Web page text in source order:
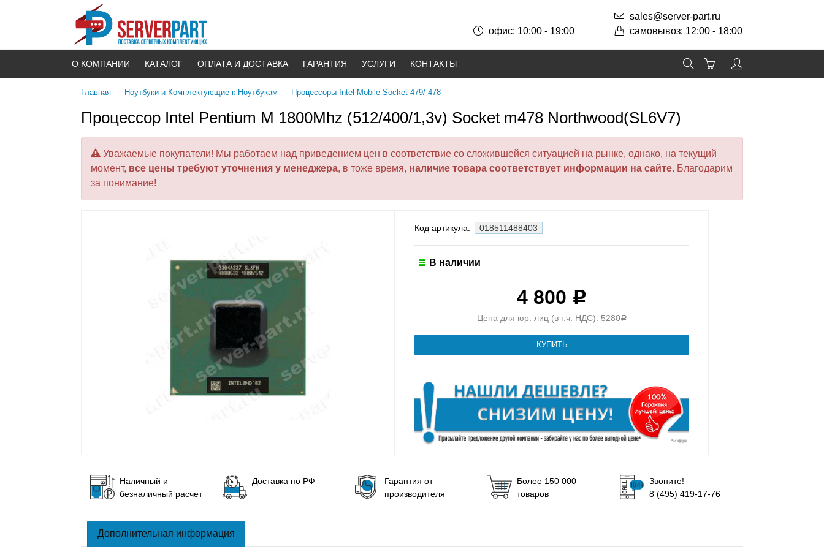
sales@server-part.ru
самовывоз: 12:00 - 18:00
офис: 10:00 - 19:00
О КОМПАНИИ КАТАЛОГ ОПЛАТА И ДОСТАВКА ГАРАНТИЯ УСЛУГИ КОНТАКТЫ
Главная - Ноутбуки и Комплектующие к Ноутбукам - Процессоры Intel Mobile Socket 479/ 478
Процессор Intel Pentium M 1800Mhz (512/400/1,3v) Socket m478 Northwood(SL6V7)
Уважаемые покупатели! Мы работаем над приведением цен в соответствие со сложившейся ситуацией на рынке, однако, на текущий
момент, все цены требуют уточнения у менеджера, в тоже время, наличие товара соответствует информации на сайте. Благодарим
за понимание!
Код артикула: 018511488403
В наличии
4 800 Р
Цена для юр. лиц (в т.ч. НДС): 5280Р
Наличный и
безналичный расчет
Доставка по РФ
Гарантия от
производителя
Более 150 000
товаров
Звоните!
8 (495) 419-17-76
Дополнительная информация